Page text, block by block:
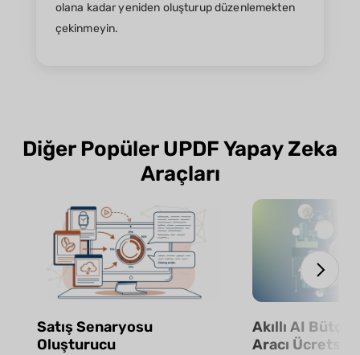
olana kadar yeniden oluşturup düzenlemekten
çekinmeyin.
Diğer Popüler UPDF Yapay Zeka
Araçları
Satış Senaryosu
Oluşturucu
Akıllı AI
Aracı Ücretsiz